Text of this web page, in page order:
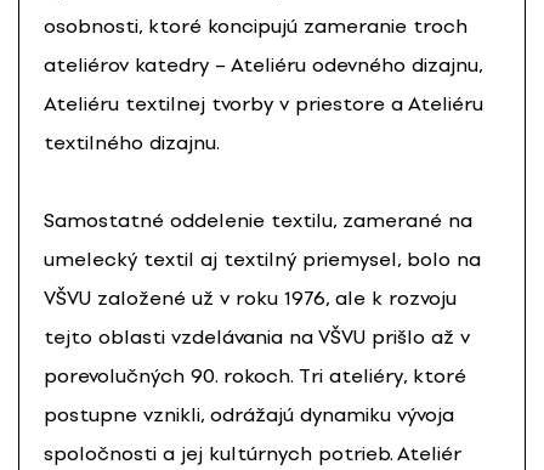
osobnosti, ktoré koncipujú zameranie troch
ateliérov katedry – Ateliéru odevného dizajnu,
Ateliéru textilnej tvorby v priestore a Ateliéru
textilného dizajnu.
Samostatné oddelenie textilu, zamerané na
umelecký textil aj textilný priemysel, bolo na
VŠVU založené už v roku 1976, ale k rozvoju
tejto oblasti vzdelávania na VŠVU prišlo až v
porevolučných 90. rokoch. Tri ateliéry, ktoré
postupne vznikli, odrážajú dynamiku vývoja
spoločnosti a jej kultúrnych potrieb. Ateliér